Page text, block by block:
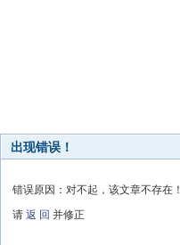
出现错误！
错误原因：对不起，该文章不存在！
请 返 回 并修正